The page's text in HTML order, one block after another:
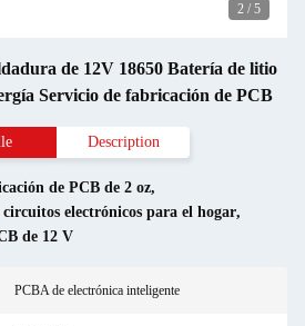
2 / 5
de 12V 18650 Batería de litio
Servicio de fabricación de PCB
Description
de PCB de 2 oz,
electrónicos para el hogar,
de 12 V
PCBA de electrónica inteligente